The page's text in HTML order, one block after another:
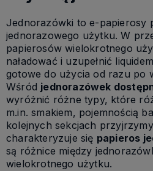
Jednorazówki to e-papierosy
jednorazowego użytku. W
papierosów wielokrotnego
naładować i uzupełnić
gotowe do użycia od razu po
Wśród jednorazówek
wyróżnić różne typy, które
m.in. smakiem, pojemnością
kolejnych sekcjach
charakteryzuje się papieros
są różnice między
wielokrotnego użytku.